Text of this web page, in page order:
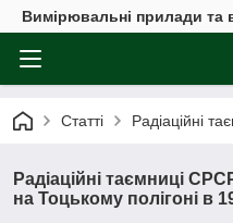
Вимірювальні прилади та
Статті Радіаційні
Радіаційні таємниці
на Тоцькому полігоні в